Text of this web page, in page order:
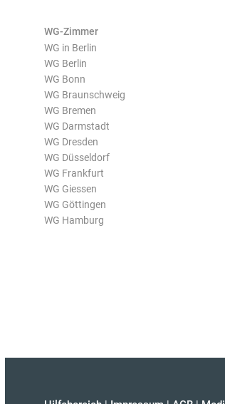
WG-Zimmer
WG in Berlin
WG Berlin
WG Bonn
WG Braunschweig
WG Bremen
WG Darmstadt
WG Dresden
WG Düsseldorf
WG Frankfurt
WG Giessen
WG Göttingen
WG Hamburg